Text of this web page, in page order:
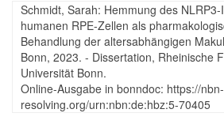
Schmidt, Sarah: Hemmung des
humanen RPE-Zellen als
Behandlung der altersabhängigen
Bonn, 2023. - Dissertation, Rheinische
Universität Bonn.
Online-Ausgabe in bonndoc: https://nbn-
resolving.org/urn:nbn:de:hbz:5-70405